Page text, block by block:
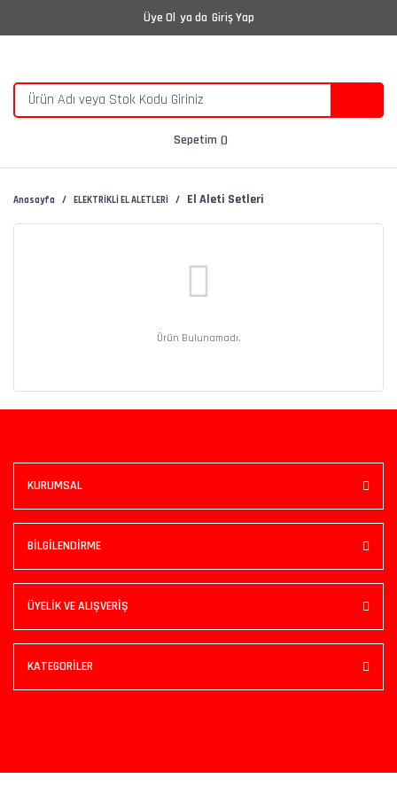
Üye Ol ya da Giriş Yap
Sepetim
Anasayfa ELEKTRİKLİ EL ALETLERİ El Aleti Setleri
Ürün Bulunamadı.
KURUMSAL
BİLGİLENDİRME
ÜYELİK VE ALIŞVERİŞ
KATEGORİLER